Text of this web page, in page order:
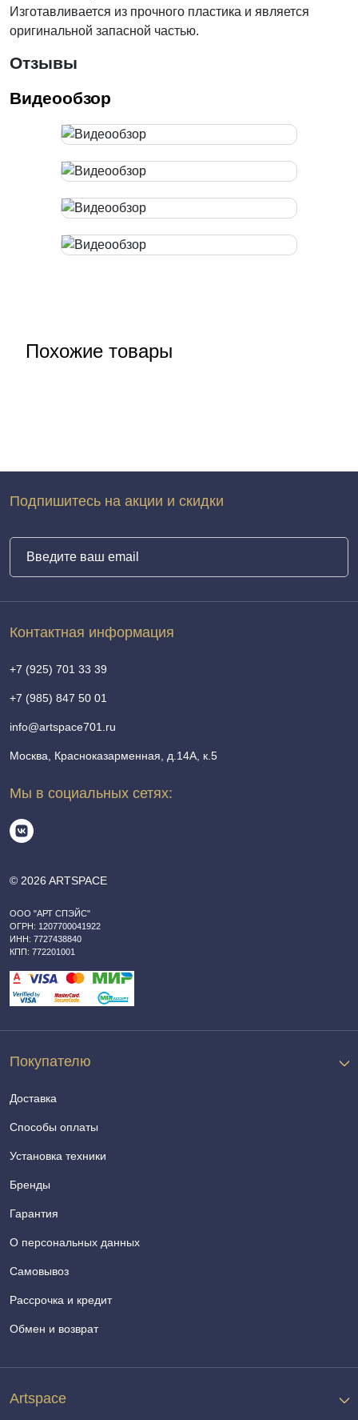
Изготавливается из прочного пластика и является
оригинальной запасной частью.
Отзывы
Видеообзор
Похожие товары
© 2026 ARTSPACE
ООО "АРТ СПЭЙС"
ОГРН: 1207700041922
ИНН: 7727438840
КПП: 772201001
Покупателю
Доставка
Способы оплаты
Установка техники
Бренды
Гарантия
О персональных данных
Самовывоз
Рассрочка и кредит
Обмен и возврат
Artspace
Контактная информация
+7 (925) 701 33 39
+7 (985) 847 50 01
info@artspace701.ru
Москва, Красноказарменная, д.14А, к.5
Мы в социальных сетях:
Подпишитесь на акции и скидки